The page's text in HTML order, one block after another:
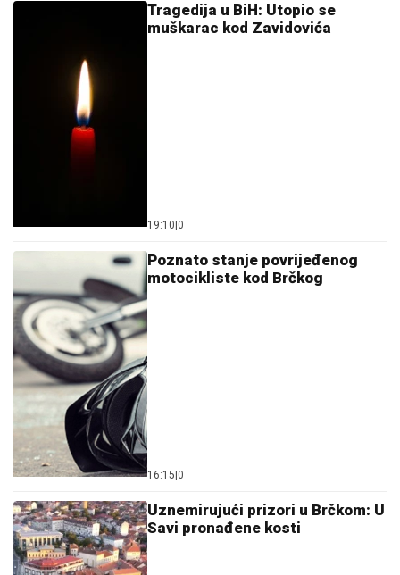
Tragedija u BiH: Utopio se
muškarac kod Zavidovića
19:10 0
Poznato stanje povrijeđenog
motocikliste kod Brčkog
16:15 0
Uznemirujući prizori u Brčkom: U
Savi pronađene kosti